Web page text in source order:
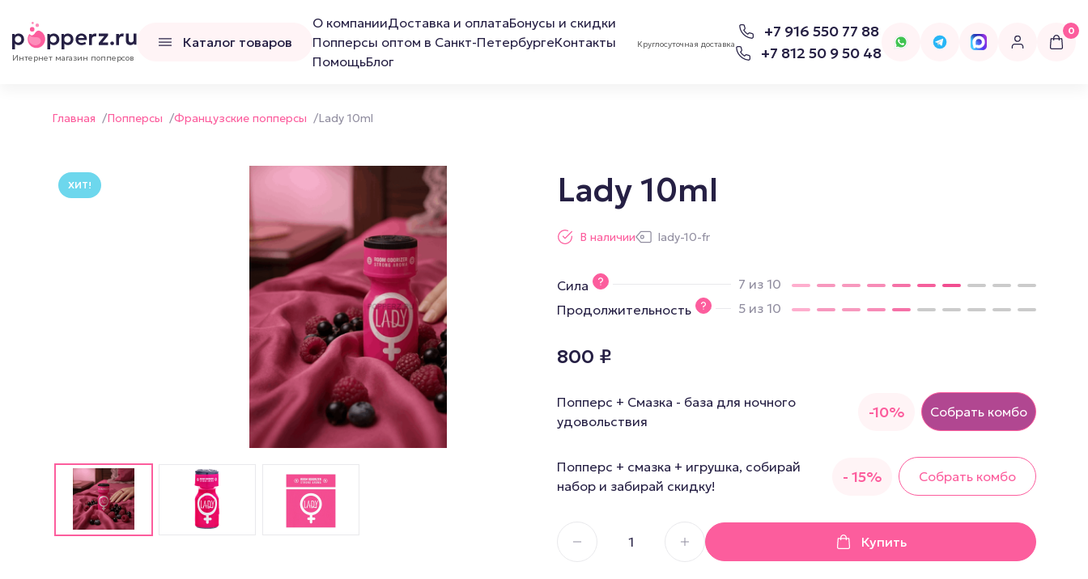
Интернет магазин попперсов
Каталог товаров
О компанииДоставка и оплатаБонусы и скидки
Попперсы оптом в Санкт-ПетербургеКонтакты
ПомощьБлог
Круглосуточная доставка
+7 916 550 77 88
+7 812 50 9 50 48
0
Попперсы Rush (Раш)
Попперсы для мужчин
Попперсы для женщин
Наборы попперсов
Расслабляющая смазка
Обезболивающая смазка
Смазка для фистинга
Силиконовая смазка
Смазка на порошковой
Дилдо
Для члена
Гиганты, фистинг
Мастурбаторы
Презервативы
Главная /Попперсы /Французские попперсы /Lady 10ml
ХИТ! Lady 10ml
В наличии lady-10-fr
Сила
7 из 10
Продолжительность
5 из 10
800 ₽
-10%
Попперс + Смазка - база для ночного
удовольствия
Собрать комбо
- 15%
Попперс + смазка + игрушка, собирай
набор и забирай скидку!
Собрать комбо
Купить